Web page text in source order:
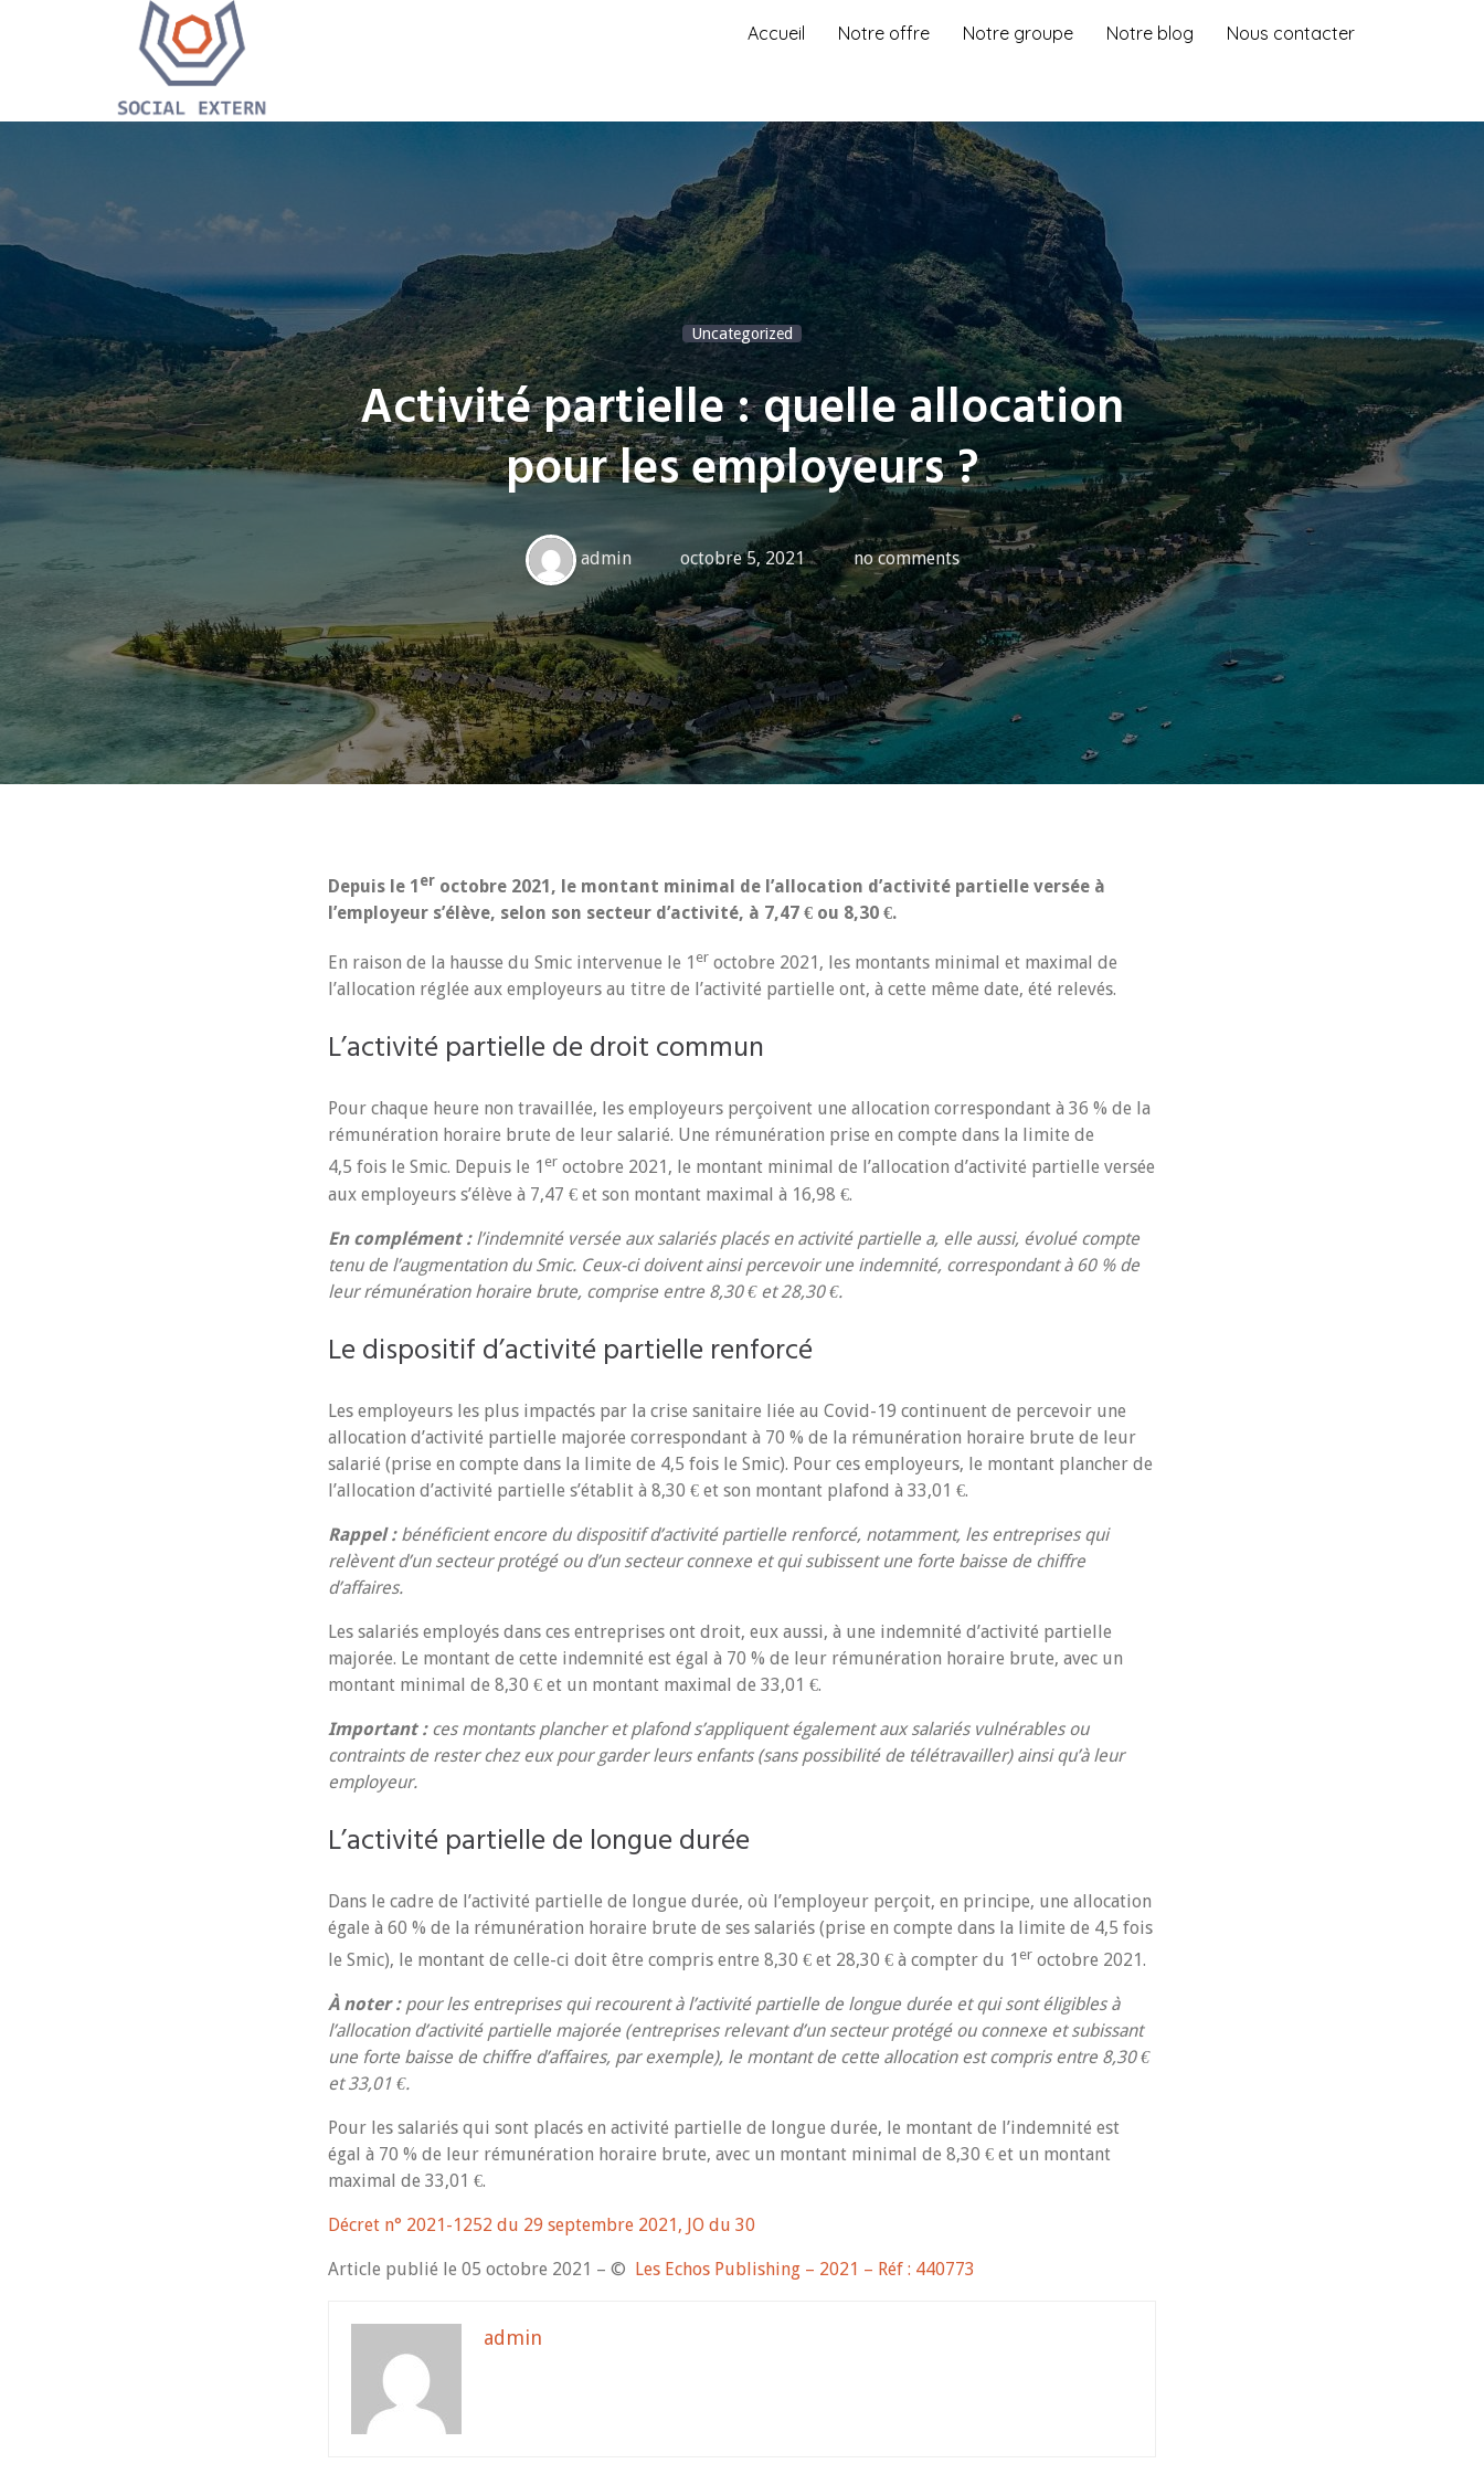
Accueil Notre offre Notre groupe Notre blog Nous contacter
Uncategorized
Activité partielle : quelle allocation
pour les employeurs ?
admin octobre 5, 2021 no comments
Depuis le 1 er octobre 2021, le montant minimal de l’allocation d’activité partielle versée à
l’employeur s’élève, selon son secteur d’activité, à 7,47 € ou 8,30 €.
En raison de la hausse du Smic intervenue le 1 er octobre 2021, les montants minimal et maximal de
l’allocation réglée aux employeurs au titre de l’activité partielle ont, à cette même date, été relevés.
L’activité partielle de droit commun
Pour chaque heure non travaillée, les employeurs perçoivent une allocation correspondant à 36 % de la
rémunération horaire brute de leur salarié. Une rémunération prise en compte dans la limite de
4,5 fois le Smic. Depuis le 1 er octobre 2021, le montant minimal de l’allocation d’activité partielle versée
aux employeurs s’élève à 7,47 € et son montant maximal à 16,98 €.
En complément :l’indemnité versée aux salariés placés en activité partielle a, elle aussi, évolué compte
tenu de l’augmentation du Smic. Ceux-ci doivent ainsi percevoir une indemnité, correspondant à 60 % de
leur rémunération horaire brute, comprise entre 8,30 € et 28,30 €.
Le dispositif d’activité partielle renforcé
Les employeurs les plus impactés par la crise sanitaire liée au Covid-19 continuent de percevoir une
allocation d’activité partielle majorée correspondant à 70 % de la rémunération horaire brute de leur
salarié (prise en compte dans la limite de 4,5 fois le Smic). Pour ces employeurs, le montant plancher de
l’allocation d’activité partielle s’établit à 8,30 € et son montant plafond à 33,01 €.
Rappel :bénéficient encore du dispositif d’activité partielle renforcé, notamment, les entreprises qui
relèvent d’un secteur protégé ou d’un secteur connexe et qui subissent une forte baisse de chiffre
d’affaires.
Les salariés employés dans ces entreprises ont droit, eux aussi, à une indemnité d’activité partielle
majorée. Le montant de cette indemnité est égal à 70 % de leur rémunération horaire brute, avec un
montant minimal de 8,30 € et un montant maximal de 33,01 €.
Important :ces montants plancher et plafond s’appliquent également aux salariés vulnérables ou
contraints de rester chez eux pour garder leurs enfants (sans possibilité de télétravailler) ainsi qu’à leur
employeur.
L’activité partielle de longue durée
Dans le cadre de l’activité partielle de longue durée, où l’employeur perçoit, en principe, une allocation
égale à 60 % de la rémunération horaire brute de ses salariés (prise en compte dans la limite de 4,5 fois
le Smic), le montant de celle-ci doit être compris entre 8,30 € et 28,30 € à compter du 1 er octobre 2021.
À noter :pour les entreprises qui recourent à l’activité partielle de longue durée et qui sont éligibles à
l’allocation d’activité partielle majorée (entreprises relevant d’un secteur protégé ou connexe et subissant
une forte baisse de chiffre d’affaires, par exemple), le montant de cette allocation est compris entre 8,30 €
et 33,01 €.
Pour les salariés qui sont placés en activité partielle de longue durée, le montant de l’indemnité est
égal à 70 % de leur rémunération horaire brute, avec un montant minimal de 8,30 € et un montant
maximal de 33,01 €.
Décret n° 2021-1252 du 29 septembre 2021, JO du 30
Article publié le 05 octobre 2021 – © Les Echos Publishing – 2021 – Réf : 440773
admin